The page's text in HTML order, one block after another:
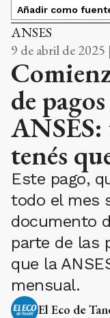
Añadir como
ANSES
9 de abril de
de
tenés
Este pago,
todo el mes
documento
parte de las
que la
mensual.
El Eco de